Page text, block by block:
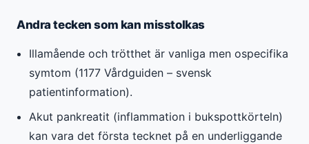
Andra tecken som kan misstolkas
Illamående och trötthet är vanliga men ospecifika
symtom (1177 Vårdguiden – svensk
patientinformation).
Akut pankreatit (inflammation i bukspottkörteln)
kan vara det första tecknet på en underliggande